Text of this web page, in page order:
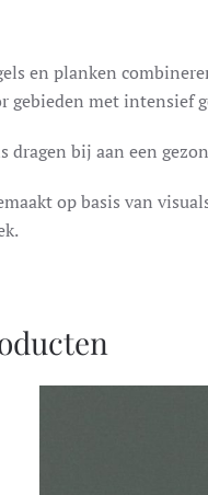
en planken
gebieden met intensief
dragen bij aan een
op basis van